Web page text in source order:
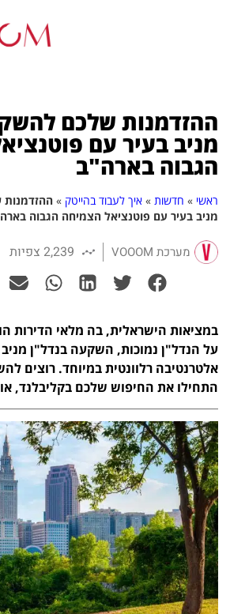
ההזדמנות שלכם
מניב בעיר עם
הגבוה בארה"ב
ראשי » חדשות » איך לעבוד בהייטק »
מניב בעיר עם פוטנציאל הצמיחה הגבוה
מערכת VOOOM 2,239 צפיות
במציאות הישראלית, בה מלאי הדירות
על הנדל"ן נמוכות, השקעה בנדל"ן
אלטרנטיבה רלוונטית במיוחד. רוצים
התחילו את החיפוש שלכם בקליבלנד,